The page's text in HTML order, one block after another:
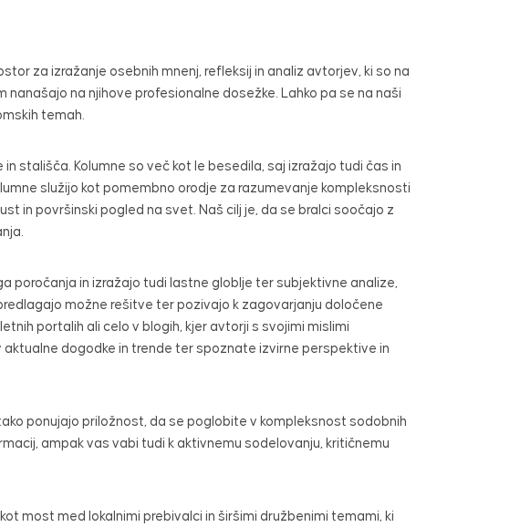
za izražanje osebnih mnenj, refleksij in analiz avtorjev, ki so na
na njihove profesionalne dosežke. Lahko pa se na naši
temah.
stališča. Kolumne so več kot le besedila, saj izražajo tudi čas in
služijo kot pomembno orodje za razumevanje kompleksnosti
in površinski pogled na svet. Naš cilj je, da se bralci soočajo z
poročanja in izražajo tudi lastne globlje ter subjektivne analize,
možne rešitve ter pozivajo k zagovarjanju določene
portalih ali celo v blogih, kjer avtorji s svojimi mislimi
dogodke in trende ter spoznate izvirne perspektive in
ponujajo priložnost, da se poglobite v kompleksnost sodobnih
ampak vas vabi tudi k aktivnemu sodelovanju, kritičnemu
most med lokalnimi prebivalci in širšimi družbenimi temami, ki